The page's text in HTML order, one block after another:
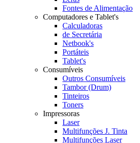
Fontes de Alimentação
Computadores e Tablet's
Calculadoras
de Secretária
Netbook's
Portáteis
Tablet's
Consumíveis
Outros Consumíveis
Tambor (Drum)
Tinteiros
Toners
Impressoras
Laser
Multifunções J. Tinta
Multifunções Laser